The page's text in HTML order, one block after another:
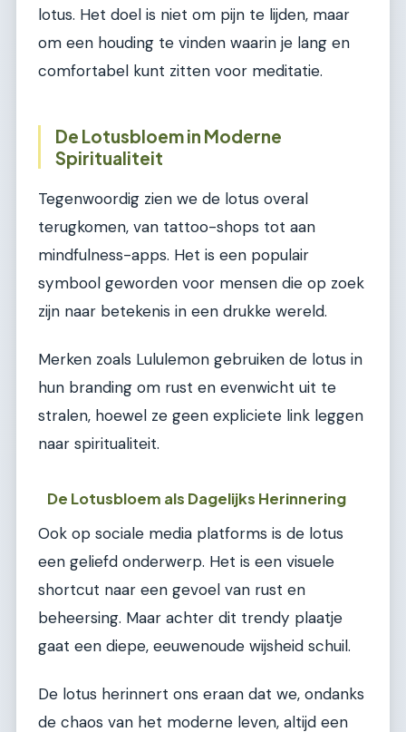
lotus. Het doel is niet om pijn te lijden, maar
om een houding te vinden waarin je lang en
comfortabel kunt zitten voor meditatie.
De Lotusbloem in Moderne
Spiritualiteit
Tegenwoordig zien we de lotus overal
terugkomen, van tattoo-shops tot aan
mindfulness-apps. Het is een populair
symbool geworden voor mensen die op zoek
zijn naar betekenis in een drukke wereld.
Merken zoals Lululemon gebruiken de lotus in
hun branding om rust en evenwicht uit te
stralen, hoewel ze geen expliciete link leggen
naar spiritualiteit.
De Lotusbloem als Dagelijks Herinnering
Ook op sociale media platforms is de lotus
een geliefd onderwerp. Het is een visuele
shortcut naar een gevoel van rust en
beheersing. Maar achter dit trendy plaatje
gaat een diepe, eeuwenoude wijsheid schuil.
De lotus herinnert ons eraan dat we, ondanks
de chaos van het moderne leven, altijd een